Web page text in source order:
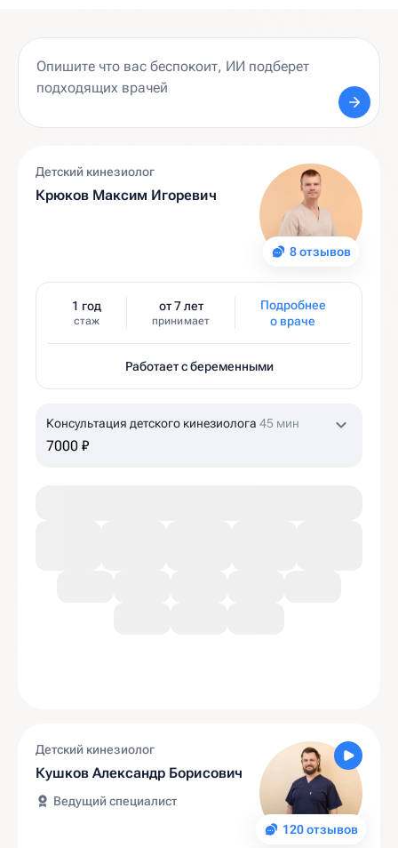
8 отзывов
Детский кинезиолог
Крюков Максим Игоревич
1 год
стаж
от 7 лет
принимает
Подробнее
о враче
Работает с беременными
Консультация детского кинезиолога 45 мин
7000 ₽
120 отзывов
Детский кинезиолог
Кушков Александр Борисович
Ведущий специалист